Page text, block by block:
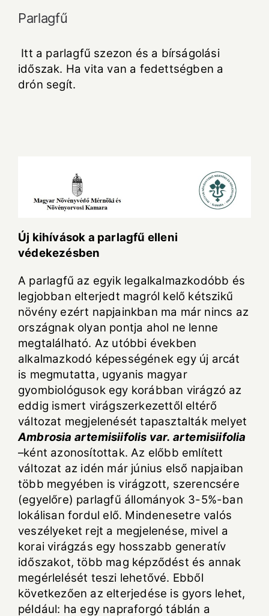
Parlagfű
Itt a parlagfű szezon és a bírságolási
időszak. Ha vita van a fedettségben a
drón segít.
Új kihívások a parlagfű elleni
védekezésben
A parlagfű az egyik legalkalmazkodóbb és
legjobban elterjedt magról kelő kétszikű
növény ezért napjainkban ma már nincs az
országnak olyan pontja ahol ne lenne
megtalálható. Az utóbbi években
alkalmazkodó képességének egy új arcát
is megmutatta, ugyanis magyar
gyombiológusok egy korábban virágzó az
eddig ismert virágszerkezettől eltérő
változat megjelenését tapasztalták melyet
Ambrosia artemisiifolis var. artemisiifolia
–ként azonosítottak. Az előbb említett
változat az idén már június első napjaiban
több megyében is virágzott, szerencsére
(egyelőre) parlagfű állományok 3-5%-ban
lokálisan fordul elő. Mindenesetre valós
veszélyeket rejt a megjelenése, mivel a
korai virágzás egy hosszabb generatív
időszakot, több mag képződést és annak
megérlelését teszi lehetővé. Ebből
következően az elterjedése is gyors lehet,
például: ha egy napraforgó táblán a